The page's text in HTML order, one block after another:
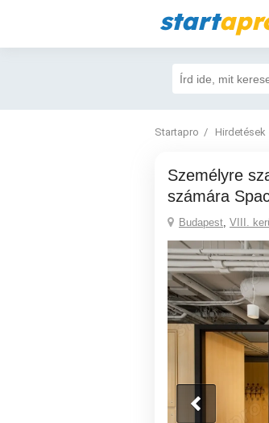
start
Startapro Hirdetések
Személyre szabott álomirodák 4 személy
számára
Budapest, VIII.